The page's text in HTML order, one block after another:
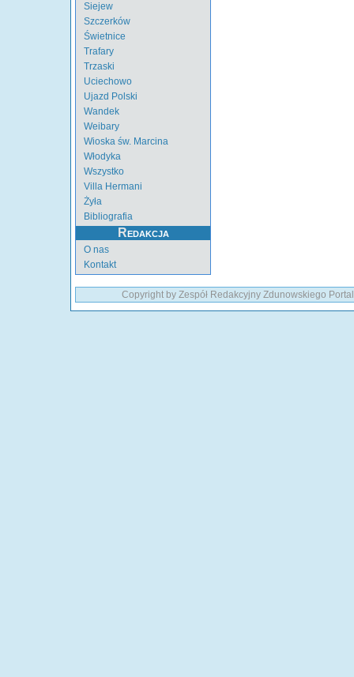
Siejew
Szczerków
Świetnice
Trafary
Trzaski
Uciechowo
Ujazd Polski
Wandek
Weibary
Wioska św. Marcina
Włodyka
Wszystko
Villa Hermani
Żyła
Bibliografia
Redakcja
O nas
Kontakt
Copyright by Zespół Redakcyjny Zdunowskiego